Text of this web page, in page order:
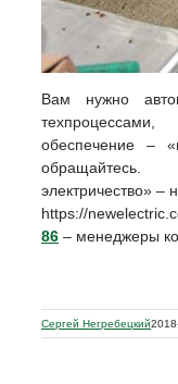
Вам нужно
обеспечение –
электричество» –
https://
86 – менеджеры
Сергей Негребецкий